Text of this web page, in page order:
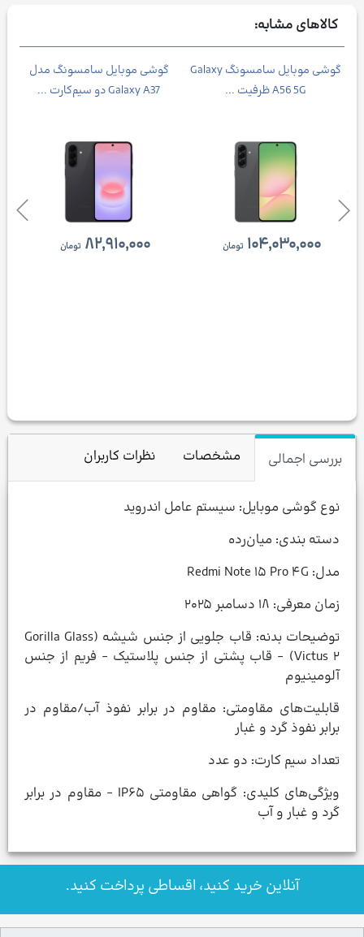
کالاهای مشابه:
گوشی موبایل سامسونگ مدل
Galaxy A37 دو سیم‌کارت ...
۸۲,۹۱۰,۰۰۰ تومان
گوشی موبايل سامسونگ Galaxy
A56 5G ظرفیت ...
۱۰۴,۰۳۰,۰۰۰ تومان
بررسی اجمالی مشخصات نظرات کاربران
نوع گوشی موبایل: سیستم عامل اندروید
دسته ‌بندی‌: میان‌رده
مدل: Redmi Note ۱۵ Pro ۴G
زمان معرفی: ۱۸ دسامبر ۲۰۲۵
توضیحات بدنه: قاب جلویی از جنس شیشه (Gorilla Glass
Victus ۲) - قاب پشتی از جنس پلاستیک - فریم از جنس
آلومینیوم
قابلیت‌های مقاومتی: مقاوم در برابر نفوذ آب/مقاوم در
برابر نفوذ گرد و غبار
تعداد سیم کارت: دو عدد
ویژگی‌های کلیدی: گواهی مقاومتی IP۶۵ - مقاوم در برابر
گرد و غبار و آب
آنلاین خرید کنید، اقساطی پرداخت کنید.